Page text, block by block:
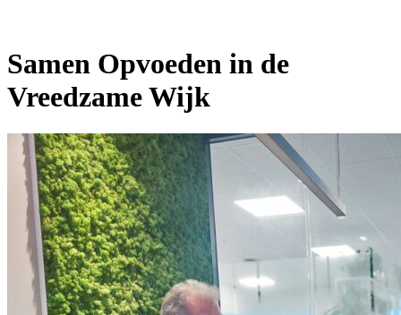
Samen Opvoeden in de
Vreedzame Wijk